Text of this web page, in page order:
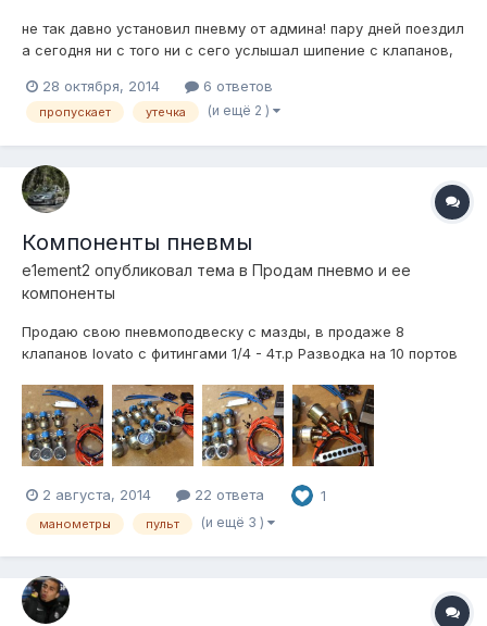
не так давно установил пневму от админа! пару дней поездил
а сегодня ни с того ни с сего услышал шипение с клапанов,
равномерно что за фигня такая? травит только 1 клапан,
брак? что можно сделать?
28 октября, 2014 6 ответов
пропускает утечка (и ещё 2 )
Компоненты пневмы
e1ement2 опубликовал тема в Продам пневмо и ее
компоненты
Продаю свою пневмоподвеску с мазды, в продаже 8
клапанов lovato с фитингами 1/4 - 4т.р Разводка на 10 портов
фитингами - 3,5т.р Пульт управления custom - 3т.р Реле
давления 6-8bar viair - 700р Подушки universal aero sport
2шт. с креплениями п...
2 августа, 2014 22 ответа 1
манометры пульт (и ещё 3 )